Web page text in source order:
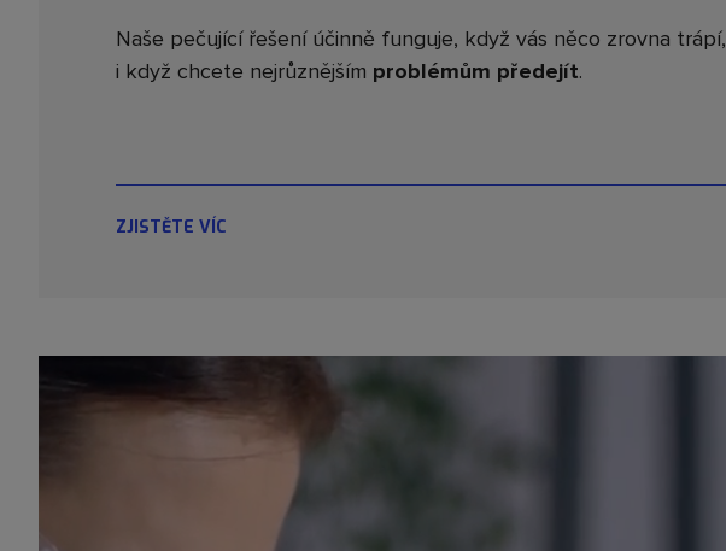
Naše pečující řešení účinně funguje, když vás něco zrovna trápí,
i když chcete nejrůznějším problémům předejít.
ZJISTĚTE VÍC